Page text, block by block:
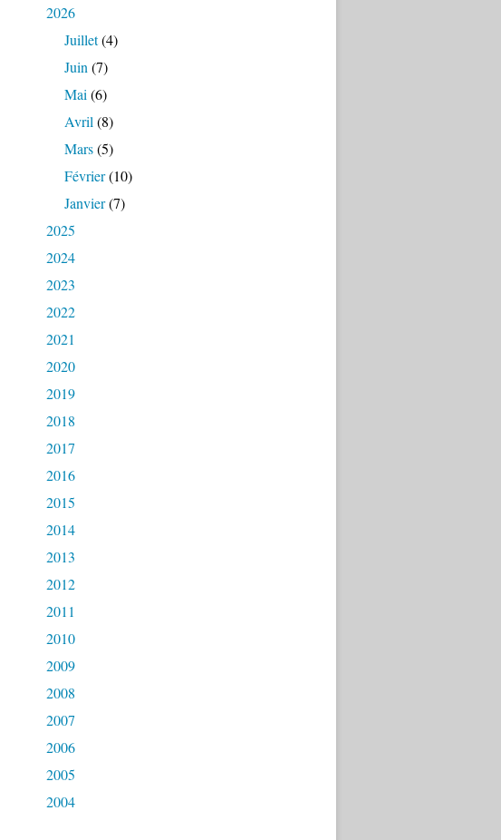
2026
Juillet(4)
Juin (7)
Mai (6)
Avril (8)
Mars(5)
Février(10)
Janvier(7)
2025
2024
2023
2022
2021
2020
2019
2018
2017
2016
2015
2014
2013
2012
2011
2010
2009
2008
2007
2006
2005
2004